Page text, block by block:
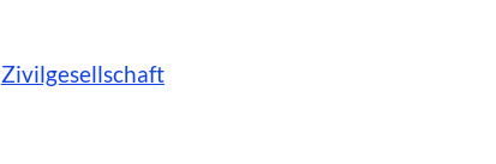
Zivilgesellschaft